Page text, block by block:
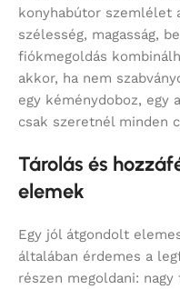
konyhabútor szemlélet
szélesség, magasság,
fiókmegoldás
akkor, ha nem
egy kéménydoboz, egy
csak szeretnél minden
Tárolás és
elemek
Egy jól átgondolt
általában érdemes a
részen megoldani: